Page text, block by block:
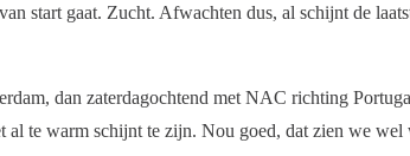
start gaat. Zucht. Afwachten dus, al schijnt de
dan zaterdagochtend met NAC richting
te warm schijnt te zijn. Nou goed, dat zien we